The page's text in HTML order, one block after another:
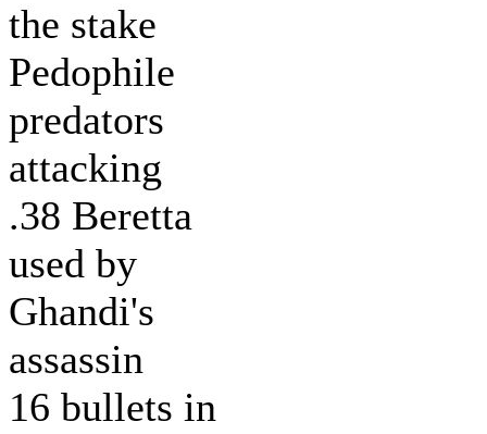
the stake
Pedophile
predators
attacking
.38 Beretta
used by
Ghandi's
assassin
16 bullets in